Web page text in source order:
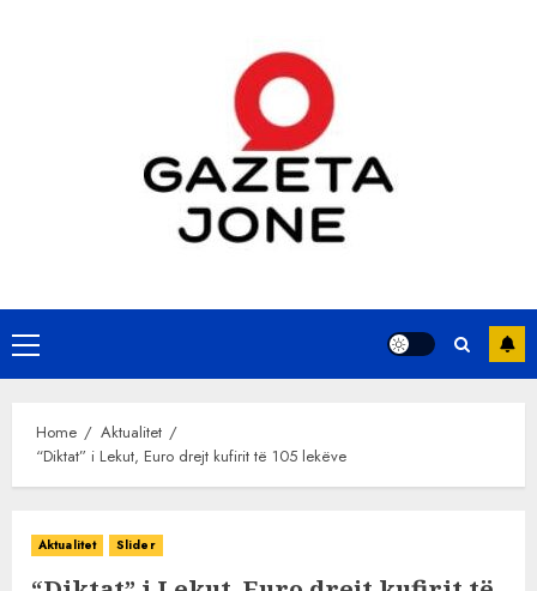
Primary
Menu
Home
Aktualitet
“Diktat” i Lekut, Euro drejt kufirit të 105 lekëve
Aktualitet Slider